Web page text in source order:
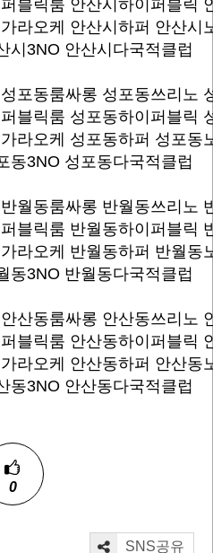
블릭룸 안산시하이퍼블릭
라오케 안산시하퍼 안산시
시3NO 안산시다국적클럽
성포동룸싸롱 성포동쓰리노
블릭룸 성포동하이퍼블릭
라오케 성포동하퍼 성포동
동3NO 성포동다국적클럽
월동룸싸롱 반월동쓰리노
블릭룸 반월동하이퍼블릭
라오케 반월동하퍼 반월동
동3NO 반월동다국적클럽
산동룸싸롱 안산동쓰리노
블릭룸 안산동하이퍼블릭
라오케 안산동하퍼 안산동
동3NO 안산동다국적클럽
0
SNS공유